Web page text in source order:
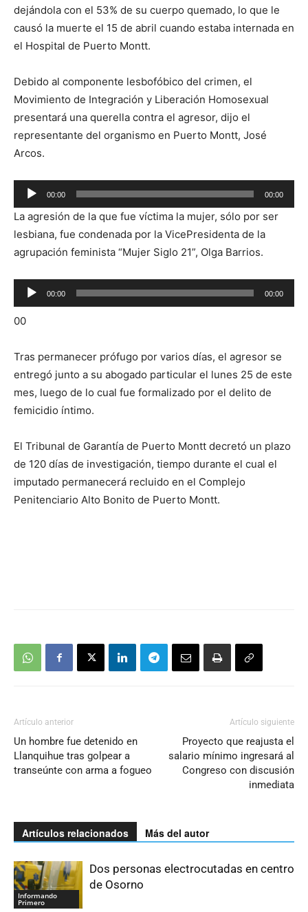
dejándola con el 53% de su cuerpo quemado, lo que le
causó la muerte el 15 de abril cuando estaba internada en
el Hospital de Puerto Montt.
Debido al componente lesbofóbico del crimen, el
Movimiento de Integración y Liberación Homosexual
presentará una querella contra el agresor, dijo el
representante del organismo en Puerto Montt, José
Arcos.
Reproductor
de
audio
00:00 00:00
La agresión de la que fue víctima la mujer, sólo por ser
lesbiana, fue condenada por la VicePresidenta de la
agrupación feminista “Mujer Siglo 21”, Olga Barrios.
Reproductor
de
audio
00:00 00:00
00
Tras permanecer prófugo por varios días, el agresor se
entregó junto a su abogado particular el lunes 25 de este
mes, luego de lo cual fue formalizado por el delito de
femicidio íntimo.
El Tribunal de Garantía de Puerto Montt decretó un plazo
de 120 días de investigación, tiempo durante el cual el
imputado permanecerá recluido en el Complejo
Penitenciario Alto Bonito de Puerto Montt.
Artículo anterior
Un hombre fue detenido en
Llanquihue tras golpear a
transeúnte con arma a fogueo
Artículo siguiente
Proyecto que reajusta el
salario mínimo ingresará al
Congreso con discusión
inmediata
Artículos relacionados Más del autor
Informando
Primero
Dos personas electrocutadas en centro
de Osorno